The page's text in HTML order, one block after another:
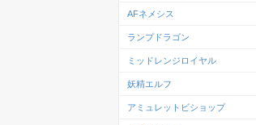
AFネメシス
ランプドラゴン
ミッドレンジロイヤル
妖精エルフ
アミュレットビショップ